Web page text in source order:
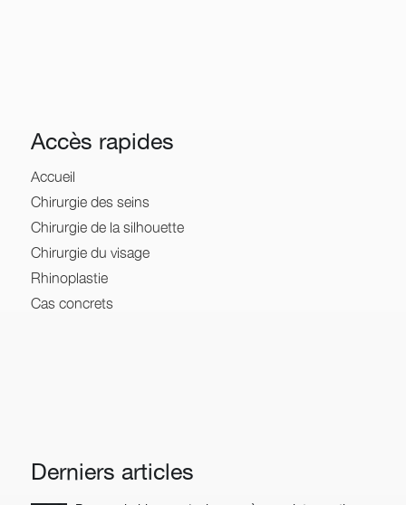
Accès rapides
Accueil
Chirurgie des seins
Chirurgie de la silhouette
Chirurgie du visage
Rhinoplastie
Cas concrets
Derniers articles